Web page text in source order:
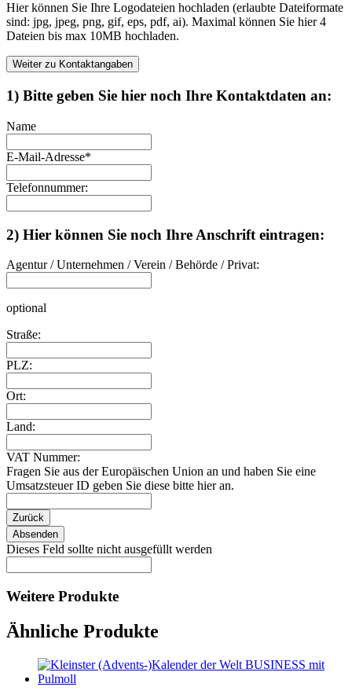
Hier können Sie Ihre Logodateien hochladen (erlaubte Dateiformate
sind: jpg, jpeg, png, gif, eps, pdf, ai). Maximal können Sie hier 4
Dateien bis max 10MB hochladen.
Weiter zu Kontaktangaben
1) Bitte geben Sie hier noch Ihre Kontaktdaten an:
Name
E-Mail-Adresse*
Telefonnummer:
2) Hier können Sie noch Ihre Anschrift eintragen:
Agentur / Unternehmen / Verein / Behörde / Privat:
optional
Straße:
PLZ:
Ort:
Land:
VAT Nummer:
Fragen Sie aus der Europäischen Union an und haben Sie eine
Umsatzsteuer ID geben Sie diese bitte hier an.
Zurück
Absenden
Dieses Feld sollte nicht ausgefüllt werden
Weitere Produkte
Ähnliche Produkte